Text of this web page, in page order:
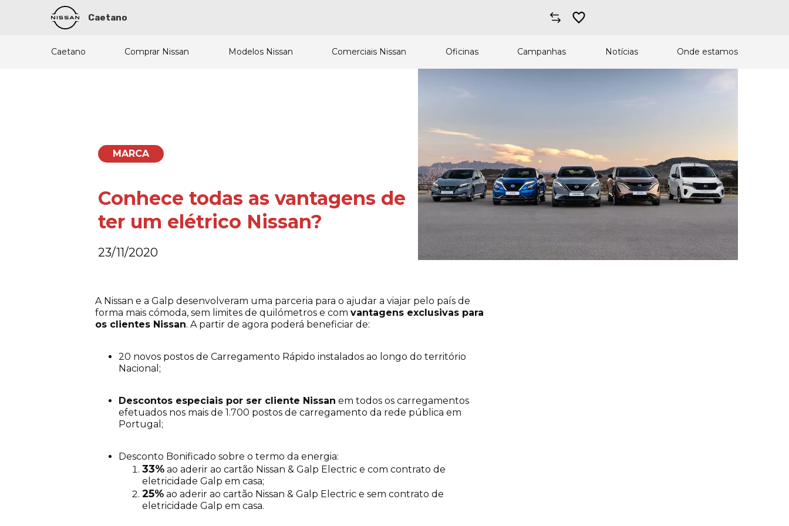
Caetano
Caetano Comprar Nissan Modelos Nissan Comerciais Nissan Oficinas Campanhas Notícias Onde estamos
MARCA
Conhece todas as vantagens de
ter um elétrico Nissan?
23/11/2020
A Nissan e a Galp desenvolveram uma parceria para o ajudar a viajar pelo país de
forma mais cómoda, sem limites de quilómetros e com vantagens exclusivas para
os clientes Nissan. A partir de agora poderá beneficiar de:
20 novos postos de Carregamento Rápido instalados ao longo do território
Nacional;
Descontos especiais por ser cliente Nissan em todos os carregamentos
efetuados nos mais de 1.700 postos de carregamento da rede pública em
Portugal;
Desconto Bonificado sobre o termo da energia:
33% ao aderir ao cartão Nissan & Galp Electric e com contrato de
eletricidade Galp em casa;
25% ao aderir ao cartão Nissan & Galp Electric e sem contrato de
eletricidade Galp em casa.